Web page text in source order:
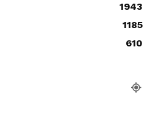
1943
1185
610